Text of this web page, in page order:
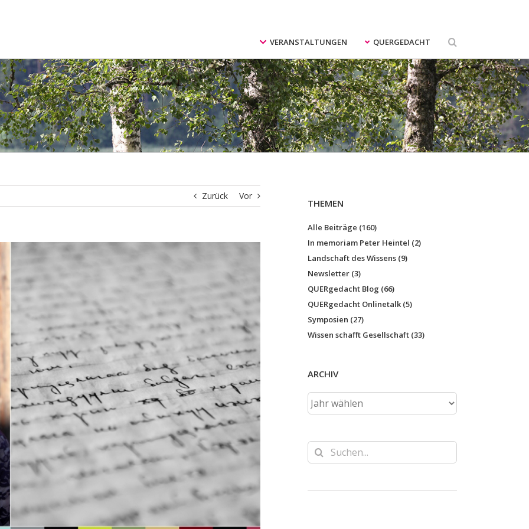
VERANSTALTUNGEN QUERGEDACHT
Zurück Vor
THEMEN
Alle Beiträge (160)
In memoriam Peter Heintel (2)
Landschaft des Wissens (9)
Newsletter (3)
QUERgedacht Blog (66)
QUERgedacht Onlinetalk (5)
Symposien (27)
Wissen schafft Gesellschaft (33)
ARCHIV
Suche
nach: